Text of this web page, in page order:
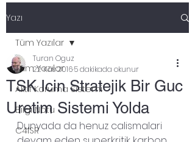
Yazı
Tüm Yazılar
Aktif Koruma Sistemi
Bilgi Notu
C4ISR
Tüm Yazılar
TSK Icin Stratejik Bir Guc
Uretim Sistemi Yolda
Turan Oguz
22 Kas 20165 dakikada okunur
Dunyada da henuz calismalari